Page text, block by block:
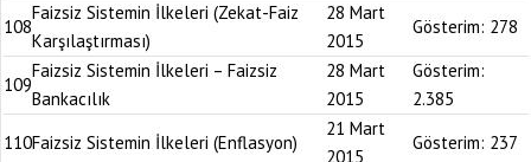
108
Faizsiz Sistemin İlkeleri (Zekat-Faiz
Karşılaştırması)
28 Mart
2015
Gösterim: 278
109
Faizsiz Sistemin İlkeleri – Faizsiz
Bankacılık
28 Mart
2015
Gösterim:
2.385
110Faizsiz Sistemin İlkeleri (Enflasyon)
21 Mart
2015
Gösterim: 237